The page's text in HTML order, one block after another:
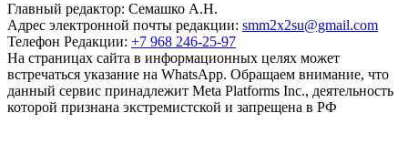
Главный редактор: Семашко А.Н.
Адрес электронной почты редакции: smm2x2su@gmail.com
Телефон Редакции: +7 968 246-25-97
На страницах сайта в информационных целях может
встречаться указание на WhatsApp. Обращаем внимание, что
данный сервис принадлежит Meta Platforms Inc., деятельность
которой признана экстремистской и запрещена в РФ